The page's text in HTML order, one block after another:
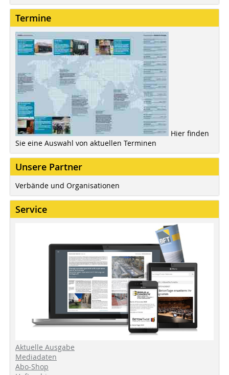
Termine
Hier finden
Sie eine Auswahl von aktuellen Terminen
Unsere Partner
Verbände und Organisationen
Service
Aktuelle Ausgabe
Mediadaten
Abo-Shop